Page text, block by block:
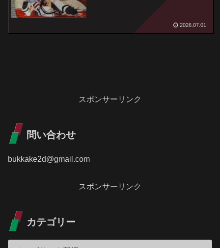
2026.07.01
スポンサーリンク
問い合わせ
bukkake2d@gmail.com
スポンサーリンク
カテゴリー